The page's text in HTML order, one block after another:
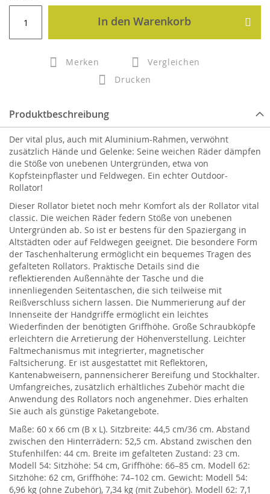
In den Warenkorb
Merken
Vergleichen
Drucken
Produktbeschreibung
Der vital plus, auch mit Aluminium-Rahmen, verwöhnt
zusätzlich Hände und Gelenke: Seine weichen Räder dämpfen
die Stöße von unebenen Untergründen, etwa von
Kopfsteinpflaster und Feldwegen. Ein echter Outdoor-
Rollator!
Dieser Rollator bietet noch mehr Komfort als der Rollator vital
classic. Die weichen Räder federn Stöße von unebenen
Untergründen ab. So ist er bestens für den Spaziergang in
Altstädten oder auf Feldwegen geeignet. Die besondere Form
der Taschenhalterung ermöglicht ein bequemes Tragen des
gefalteten Rollators. Praktische Details sind die
reflektierenden Außennähte der Tasche und die
innenliegenden Seitentaschen, die sich teilweise mit
Reißverschluss sichern lassen. Die Nummerierung auf der
Innenseite der Handgriffe ermöglicht ein leichtes
Wiederfinden der benötigten Griffhöhe. Große Schraubköpfe
erleichtern die Arretierung der Höhenverstellung. Leichter
Faltmechanismus mit integrierter, magnetischer
Faltsicherung. Er ist ausgestattet mit Reflektoren,
Kantenabweisern, pannensicherer Bereifung und Stockhalter.
Umfangreiches, zusätzlich erhältliches Zubehör macht die
Anwendung des Rollators noch angenehmer. Dies erhalten
Sie auch als günstige Paketangebote.
Maße: 60 x 66 cm (B x L). Sitzbreite: 44,5 cm/36 cm. Abstand
zwischen den Hinterrädern: 52,5 cm. Abstand zwischen den
Stufenhilfen: 44 cm. Breite im gefalteten Zustand: 23 cm.
Modell 54: Sitzhöhe: 54 cm, Griffhöhe: 66–85 cm. Modell 62:
Sitzhöhe: 62 cm, Griffhöhe: 74–102 cm. Gewicht: Modell 54:
6,96 kg (ohne Zubehör), 7,34 kg (mit Zubehör). Modell 62: 7,1